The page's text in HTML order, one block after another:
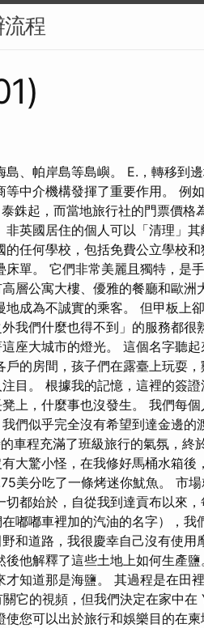
程
、帕岸島等島嶼。 E.，轉移到
中介機構發揮了重要作用。 例
銖起，而當地旅行社的門票價格
英國居住的個人可以「清理」
任何學校，包括免費公立學校
單。 它們非常美麗且獨特，是
層公寓大樓、優雅的餐廳和歐洲
成為不誠實的乘客。 但甲板上
我們什麼也得不到」的服務都很
座大城市的燈光。 這個名字聽
的房間，孩子們在露臺上玩耍
目。 根據我的記憶，這裡的簽
上，什麼事也沒發生。 我們每
們似乎完全沒有希望到達金邊的
車程充滿了班級旅行的氣氛，終
大驚小怪，在我修好馬桶水箱後
美分吃了一條烤迷你魷魚。 市場
都始於，自從我到達貢布以來
嘟嘟車裡加的汽油的名字），我
和道路，我很慶幸自己沒有使用
他解釋了這些土地上如何生產鹽
知道那是海鹽。 其過程是在田
它的視頻，但我們決定在家中
您可以出於旅行和娛樂目的在